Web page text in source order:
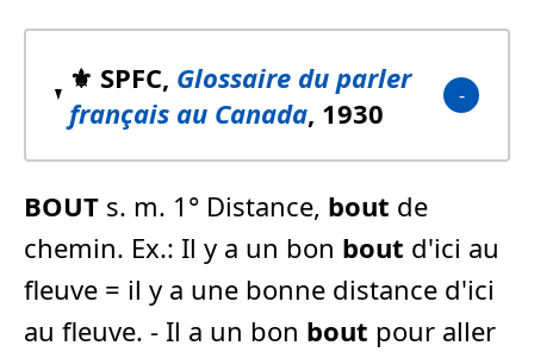
⚜️ SPFC, Glossaire du parler
français au Canada, 1930
BOUT s. m. 1° Distance, bout de
chemin. Ex.: Il y a un bon bout d'ici au
fleuve = il y a une bonne distance d'ici
au fleuve. - Il a un bon bout pour aller